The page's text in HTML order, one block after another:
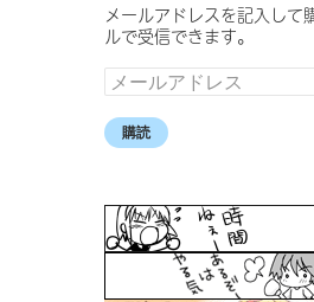
メールアドレスを記入して
ルで受信できます。
メ
ー
ル
ア
ス
購読